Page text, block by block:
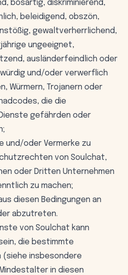
bösartig, diskriminierend,
beleidigend, obszön,
gewaltverherrlichend,
ungeeignet,
ausländerfeindlich oder
und/​oder verwerflich
Würmern, Trojanern oder
die die
gefährden oder
und/​oder Vermerke zu
von Soulchat,
oder Dritten Unternehmen
zu machen;
diesen Bedingungen an
abzutreten.
von Soulchat kann
die bestimmte
insbesondere
in diesen